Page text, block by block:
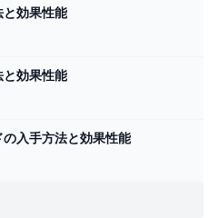
効果性能
効果性能
入手方法と効果性能